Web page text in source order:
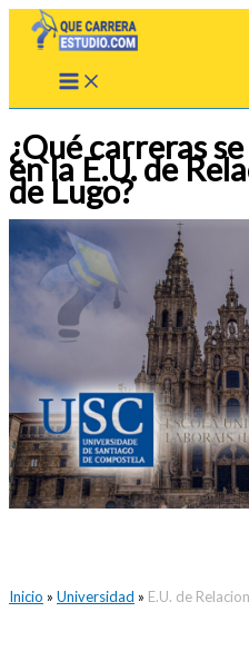
¿Qué carreras
en la E.U. de
de Lugo?
Inicio » Universidad » E.U. de